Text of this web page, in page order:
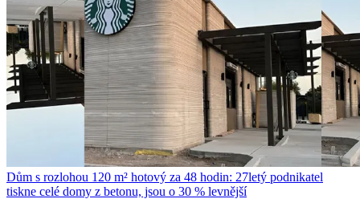
Dům s rozlohou 120 m² hotový za 48 hodin: 27letý podnikatel
tiskne celé domy z betonu, jsou o 30 % levnější